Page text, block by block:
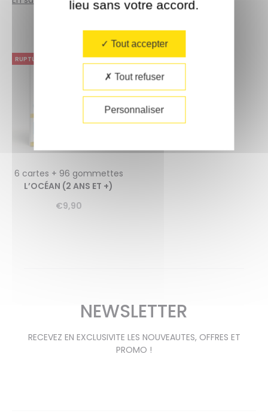
RUPTURE DE STOCK
6 cartes + 96 gommettes
L’OCÉAN (2 ANS ET +)
€9,90
NEWSLETTER
RECEVEZ EN EXCLUSIVITE LES NOUVEAUTES, OFFRES ET
PROMO !
lieu sans votre accord.​
Tout accepter
Tout refuser
Personnaliser